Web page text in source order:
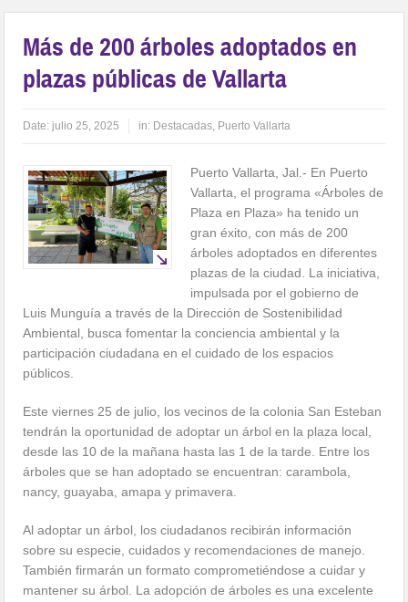
Más de 200 árboles adoptados en
plazas públicas de Vallarta
Date: julio 25, 2025 in: Destacadas, Puerto Vallarta
Puerto Vallarta, Jal.- En Puerto
Vallarta, el programa «Árboles de
Plaza en Plaza» ha tenido un
gran éxito, con más de 200
árboles adoptados en diferentes
plazas de la ciudad. La iniciativa,
impulsada por el gobierno de
Luis Munguía a través de la Dirección de Sostenibilidad
Ambiental, busca fomentar la conciencia ambiental y la
participación ciudadana en el cuidado de los espacios
públicos.
Este viernes 25 de julio, los vecinos de la colonia San Esteban
tendrán la oportunidad de adoptar un árbol en la plaza local,
desde las 10 de la mañana hasta las 1 de la tarde. Entre los
árboles que se han adoptado se encuentran: carambola,
nancy, guayaba, amapa y primavera.
Al adoptar un árbol, los ciudadanos recibirán información
sobre su especie, cuidados y recomendaciones de manejo.
También firmarán un formato comprometiéndose a cuidar y
mantener su árbol. La adopción de árboles es una excelente